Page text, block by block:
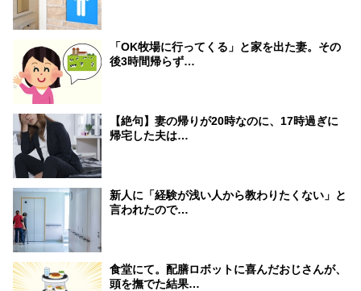
「OK牧場に行ってくる」と家を出た妻。その
後3時間帰らず…
【絶句】妻の帰りが20時なのに、17時過ぎに
帰宅した夫は…
新人に「経験が浅い人から教わりたくない」と
言われたので…
食堂にて。配膳ロボットに喜んだおじさんが、
頭を撫でた結果…